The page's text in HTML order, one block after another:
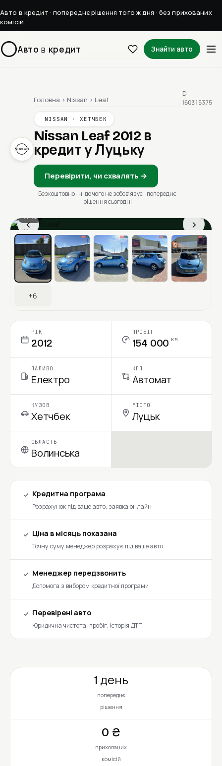
Авто в кредит · попереднє рішення того ж дня · без прихованих
комісій
Авто в кредит Знайти авто
Головна › Nissan › Leaf
NISSAN · ХЕТЧБЕК
Nissan Leaf 2012 в
кредит у Луцьку
Перевірити, чи схвалять →
Безкоштовно · ні до чого не зобовʼязує · попереднє
рішення сьогодні
ID:
160315375
‹ ›
1 / 13
Ціна в місяць
+6
РІК
2012
ПРОБІГ
154 000 км
ПАЛИВО
Електро
КПП
Автомат
КУЗОВ
Хетчбек
МІСТО
Луцьк
ОБЛАСТЬ
Волинська
Кредитна програма
Розрахунок під ваше авто, заявка онлайн
Ціна в місяць показана
Точну суму менеджер розрахує під ваше авто
Менеджер передзвонить
Допомога з вибором кредитної програми
Перевірені авто
Юридична чистота, пробіг, історія ДТП
1 день
попереднє
рішення
0 ₴
прихованих
комісій